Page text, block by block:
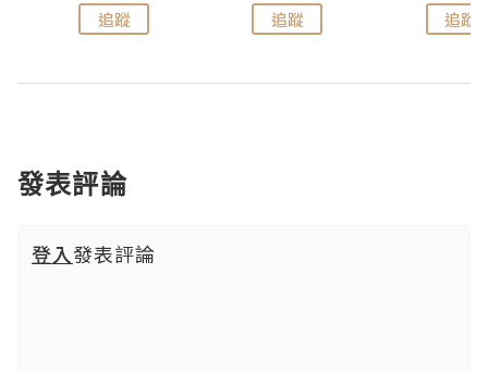
追蹤 追蹤 追蹤
發表評論
登入發表評論